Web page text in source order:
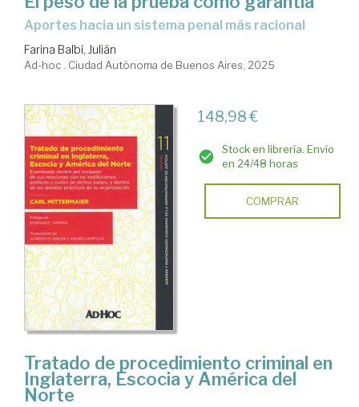
Aportes hacia un sistema penal más racional
Farina Balbi, Julián
Ad-hoc . Ciudad Autónoma de Buenos Aires, 2025
148,98 €
Stock en librería. Envío
en 24/48 horas
COMPRAR
Tratado de procedimiento criminal en
Inglaterra, Escocia y América del
Norte